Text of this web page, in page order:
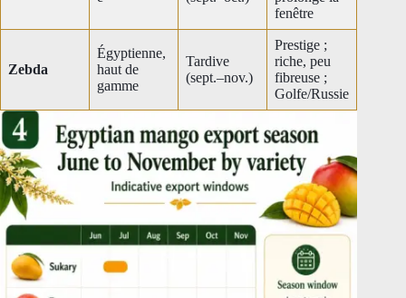
fenêtre
Zebda
Égyptienne,
haut de
gamme
Tardive
(sept.–nov.)
Prestige ;
riche, peu
fibreuse ;
Golfe/Russie